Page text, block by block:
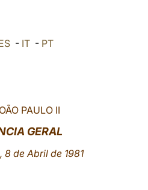
- IT- PT
PAULO II
GERAL
de Abril de 1981